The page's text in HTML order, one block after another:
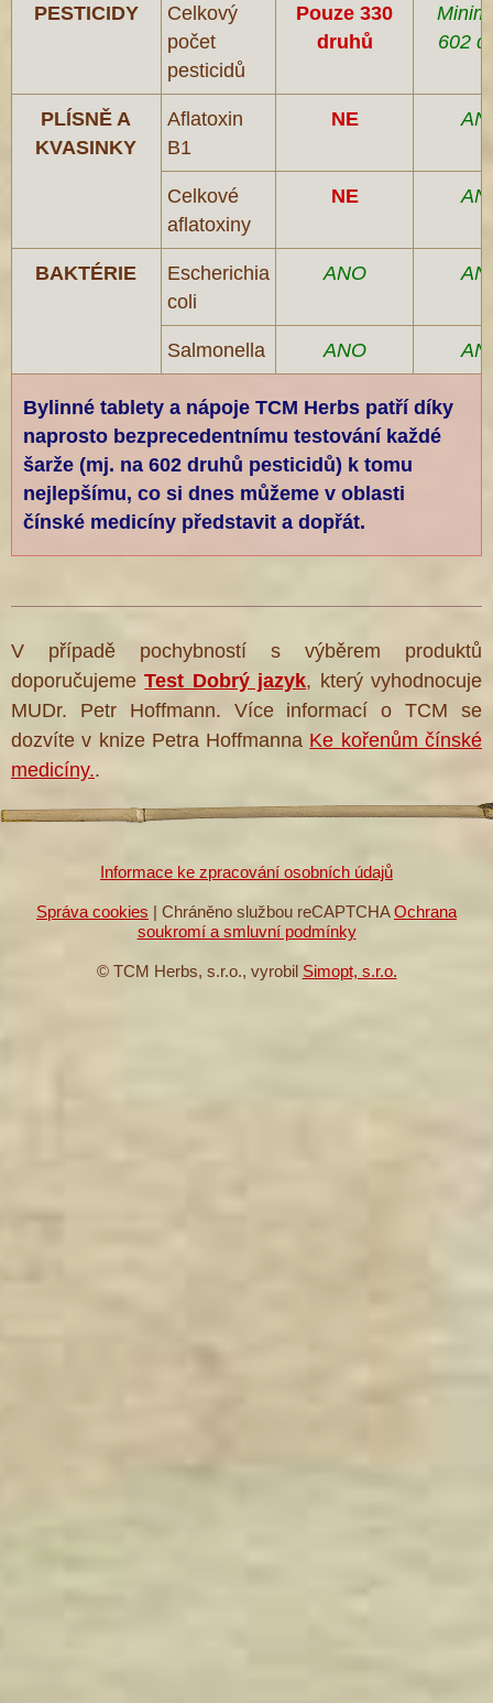
PESTICIDY
Celkový
počet
pesticidů
Pouze 330
druhů
602
PLÍSNĚ A
KVASINKY
Aflatoxin
B1
NE
Celkové
aflatoxiny
NE
BAKTÉRIE
Escherichia
coli
ANO
Salmonella ANO
Bylinné tablety a nápoje TCM Herbs patří díky
naprosto bezprecedentnímu testování každé
šarže (mj. na 602 druhů pesticidů) k tomu
nejlepšímu, co si dnes můžeme v oblasti
čínské medicíny představit a dopřát.
V případě pochybností s výběrem produktů
doporučujemeTest Dobrý jazyk, který vyhodnocuje
MUDr. Petr Hoffmann. Více informací o TCM se
dozvíte v knize Petra Hoffmanna Ke kořenům čínské
medicíny..
Informace ke zpracování osobních údajů
Správa cookies | Chráněno službou reCAPTCHAOchrana
soukromí a smluvní podmínky
© TCM Herbs, s.r.o., vyrobil Simopt, s.r.o.